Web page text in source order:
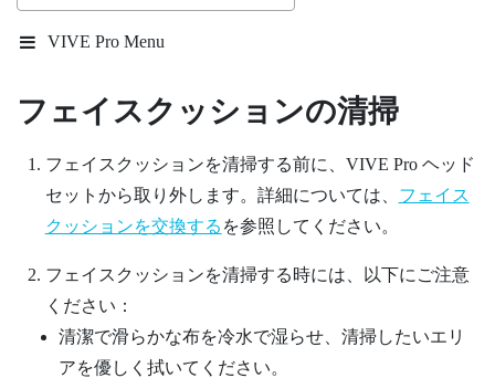
VIVE Pro Menu
フェイスクッションの清掃
フェイスクッションを清掃する前に、 VIVE Proヘッド
セットから取り外します。詳細については、 フェイス
クッションを交換する を参照してください。
フェイスクッションを清掃する時には、以下にご注意
ください：
清潔で滑らかな布を冷水で湿らせ、清掃したいエリ
アを優しく拭いてください。